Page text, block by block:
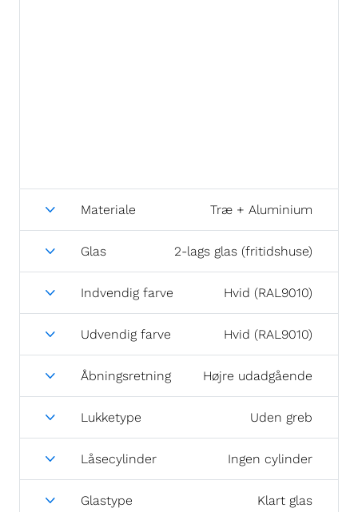
Materiale Træ + Aluminium
Glas 2-lags glas (fritidshuse)
Indvendig farve Hvid (RAL9010)
Udvendig farve Hvid (RAL9010)
Åbningsretning Højre udadgående
Lukketype Uden greb
Låsecylinder Ingen cylinder
Glastype Klart glas